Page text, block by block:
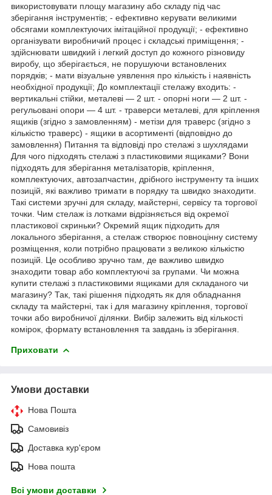
використовувати площу магазину або складу під час
зберігання інструментів; - ефективно керувати великими
обсягами комплектуючих імітаційної продукції; - ефективно
організувати виробничий процес і складські приміщення; -
здійснювати швидкий і легкий доступ до кожного різновиду
виробу, що зберігається, не порушуючи встановлених
порядків; - мати візуальне уявлення про кількість і наявність
необхідної продукції; До комплектації стелажу входить: -
вертикальні стійки, металеві — 2 шт. - опорні ноги — 2 шт. -
регульовані опори — 4 шт. - траверси металеві, для кріплення
ящиків (згідно з замовленням) - метізи для траверс (згідно з
кількістю траверс) - ящики в асортименті (відповідно до
замовлення) Питання та відповіді про стелажі з шухлядами
Для чого підходять стелажі з пластиковими ящиками? Вони
підходять для зберігання металізаторів, кріплення,
комплектуючих, автозапчастин, дрібного інструменту та інших
позицій, які важливо тримати в порядку та швидко знаходити.
Такі системи зручні для складу, майстерні, сервісу та торгової
точки. Чим стелаж із лотками відрізняється від окремої
пластикової скриньки? Окремий ящик підходить для
локального зберігання, а стелаж створює повноцінну систему
розміщення, коли потрібно працювати з великою кількістю
позицій. Це особливо зручно там, де важливо швидко
знаходити товар або комплектуючі за групами. Чи можна
купити стелажі з пластиковими ящиками для складаного чи
магазину? Так, такі рішення підходять як для обладнання
складу та майстерні, так і для магазину кріплення, торгової
точки або виробничої ділянки. Вибір залежить від кількості
комірок, формату встановлення та завдань із зберігання.
Приховати
Умови доставки
Нова Пошта
Самовивіз
Доставка кур'єром
Нова пошта
Всі умови доставки